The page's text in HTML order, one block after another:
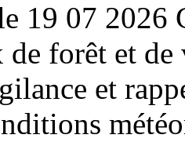
19 07 2026
de forêt et
et